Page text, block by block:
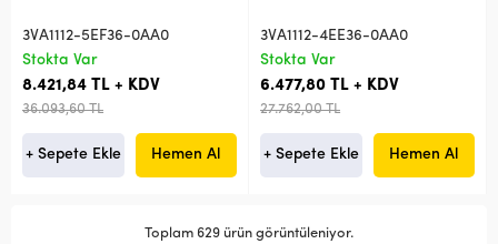
3VA1112-5EF36-0AA0
Stokta Var
8.421,84 TL + KDV
36.093,60 TL
+ Sepete Ekle Hemen Al
3VA1112-4EE36-0AA0
Stokta Var
6.477,80 TL + KDV
27.762,00 TL
+ Sepete Ekle Hemen Al
Toplam 629 ürün görüntüleniyor.